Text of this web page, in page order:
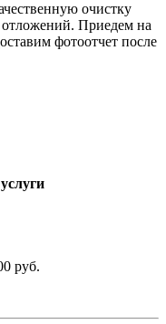
очистку
Приедем на
фотоотчет после
руб.